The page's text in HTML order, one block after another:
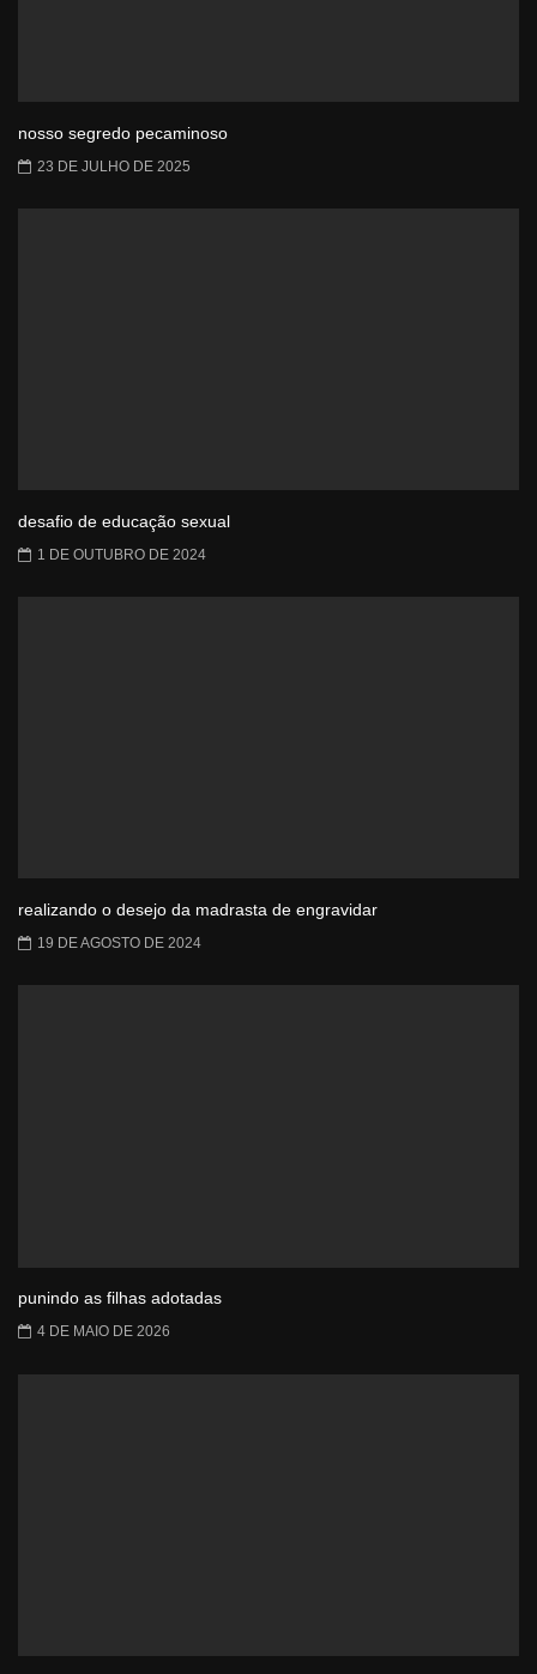
nosso segredo pecaminoso
23 DE JULHO DE 2025
desafio de educação sexual
1 DE OUTUBRO DE 2024
realizando o desejo da madrasta de engravidar
19 DE AGOSTO DE 2024
punindo as filhas adotadas
4 DE MAIO DE 2026